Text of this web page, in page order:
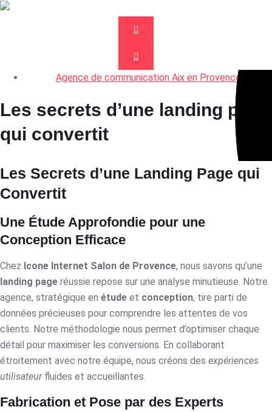
Agence de communication Aix en Provence
Les secrets d’une landing page
qui convertit
Les Secrets d’une Landing Page qui
Convertit
Une Étude Approfondie pour une
Conception Efficace
Chez Icone Internet Salon de Provence, nous savons qu’une
landing page réussie repose sur une analyse minutieuse. Notre
agence, stratégique en étude et conception, tire parti de
données précieuses pour comprendre les attentes de vos
clients. Notre méthodologie nous permet d’optimiser chaque
détail pour maximiser les conversions. En collaborant
étroitement avec notre équipe, nous créons des expériences
utilisateurfluides et accueillantes.
Fabrication et Pose par des Experts